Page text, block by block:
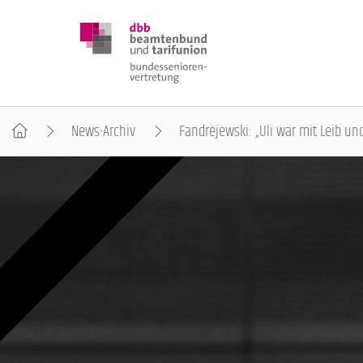
DBB SENIOREN
POSITIONEN
VERANSTALTUNGEN
PUBLIKATIONEN
News-Archiv Fandrejewski: „Uli war mit Leib